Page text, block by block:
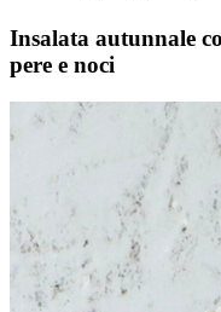
Insalata autunnale
pere e noci